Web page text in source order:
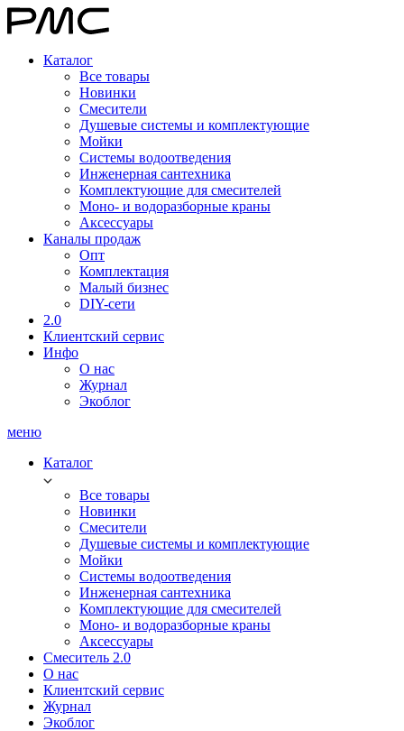
Каталог
Все товары
Новинки
Смесители
Душевые системы и комплектующие
Мойки
Системы водоотведения
Инженерная сантехника
Комплектующие для смесителей
Моно- и водоразборные краны
Аксессуары
Каналы продаж
Опт
Комплектация
Малый бизнес
DIY-сети
2.0
Клиентский сервис
Инфо
О нас
Журнал
Экоблог
меню
Каталог
Все товары
Новинки
Смесители
Душевые системы и комплектующие
Мойки
Системы водоотведения
Инженерная сантехника
Комплектующие для смесителей
Моно- и водоразборные краны
Аксессуары
Смеситель 2.0
О нас
Клиентский сервис
Журнал
Экоблог